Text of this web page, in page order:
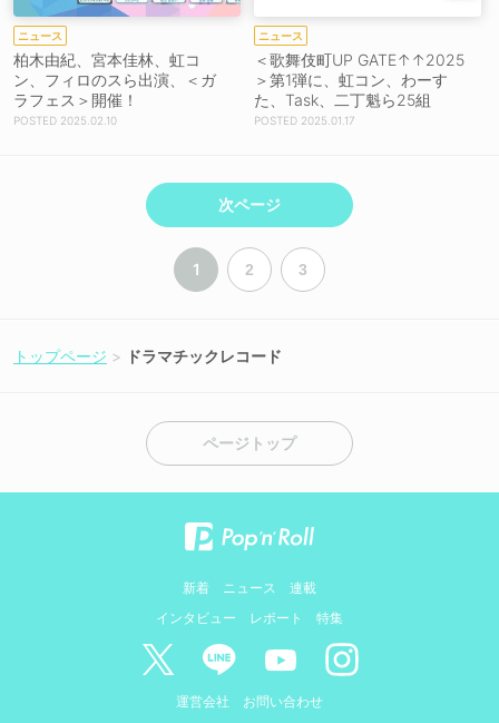
ニュース
柏木由紀、宮本佳林、虹コ
ン、フィロのスら出演、＜ガ
ラフェス＞開催！
2025.02.10
ニュース
＜歌舞伎町UP GATE↑↑2025
＞第1弾に、虹コン、わーす
た、Task、二丁魁ら25組
2025.01.17
次ページ
1 2 3
トップページ ドラマチックレコード
ページトップ
新着 ニュース
連載
インタビュー
レポート 特集
運営会社 お問い合わせ